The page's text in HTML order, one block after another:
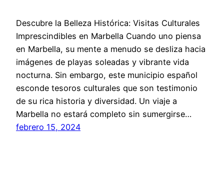
Descubre la Belleza Histórica: Visitas Culturales
Imprescindibles en Marbella Cuando uno piensa
en Marbella, su mente a menudo se desliza hacia
imágenes de playas soleadas y vibrante vida
nocturna. Sin embargo, este municipio español
esconde tesoros culturales que son testimonio
de su rica historia y diversidad. Un viaje a
Marbella no estará completo sin sumergirse…
febrero 15, 2024